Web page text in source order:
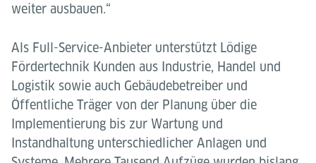
weiter ausbauen.“
Als Full-Service-Anbieter unterstützt Lödige
Fördertechnik Kunden aus Industrie, Handel und
Logistik sowie auch Gebäudebetreiber und
Öffentliche Träger von der Planung über die
Implementierung bis zur Wartung und
Instandhaltung unterschiedlicher Anlagen und